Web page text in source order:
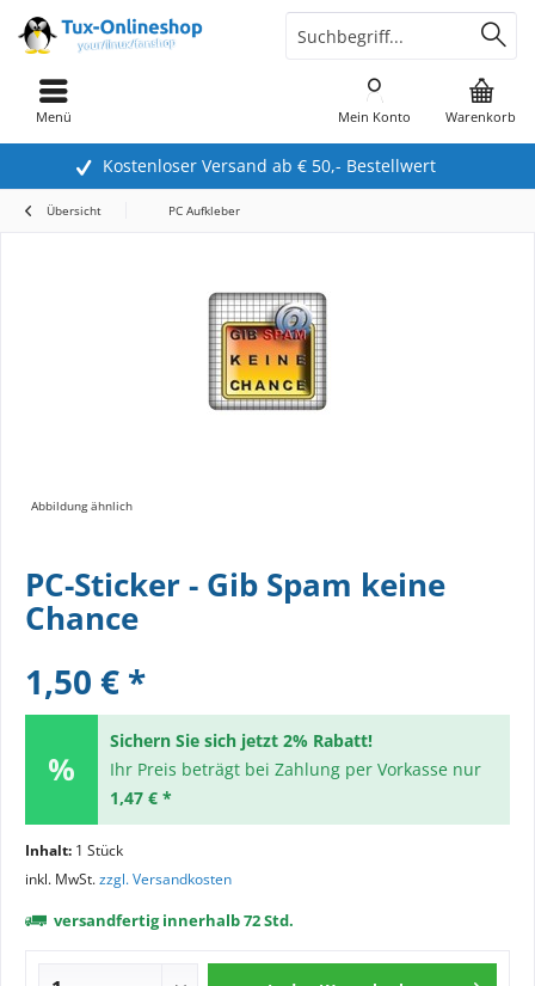
Kostenloser Versand ab € 50,- Bestellwert
Warenkorb
Mein Konto
Menü
Übersicht PC Aufkleber
Abbildung ähnlich
PC-Sticker - Gib Spam keine
Chance
1,50 € *
Sichern Sie sich jetzt 2% Rabatt!
Ihr Preis beträgt bei Zahlung per Vorkasse nur
1,47 € *
Inhalt: 1 Stück
inkl. MwSt.zzgl. Versandkosten
versandfertig innerhalb 72 Std.